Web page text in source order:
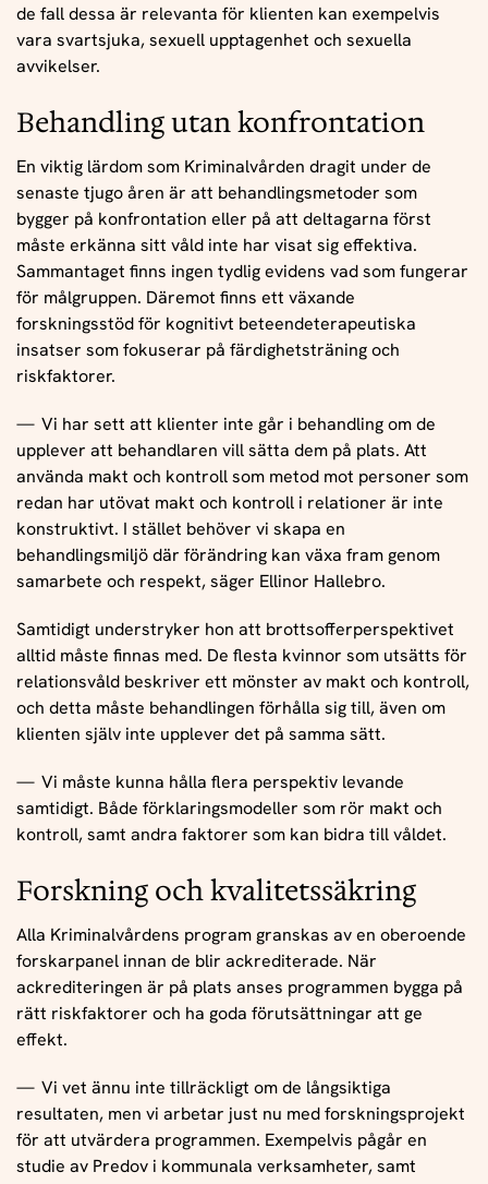
de fall dessa är relevanta för klienten kan exempelvis
vara svartsjuka, sexuell upptagenhet och sexuella
avvikelser.
Behandling utan konfrontation
En viktig lärdom som Kriminalvården dragit under de
senaste tjugo åren är att behandlingsmetoder som
bygger på konfrontation eller på att deltagarna först
måste erkänna sitt våld inte har visat sig effektiva.
Sammantaget finns ingen tydlig evidens vad som fungerar
för målgruppen. Däremot finns ett växande
forskningsstöd för kognitivt beteendeterapeutiska
insatser som fokuserar på färdighetsträning och
riskfaktorer.
Vi har sett att klienter inte går i behandling om de
upplever att behandlaren vill sätta dem på plats. Att
använda makt och kontroll som metod mot personer som
redan har utövat makt och kontroll i relationer är inte
konstruktivt. I stället behöver vi skapa en
behandlingsmiljö där förändring kan växa fram genom
samarbete och respekt, säger Ellinor Hallebro.
Samtidigt understryker hon att brottsofferperspektivet
alltid måste finnas med. De flesta kvinnor som utsätts för
relationsvåld beskriver ett mönster av makt och kontroll,
och detta måste behandlingen förhålla sig till, även om
klienten själv inte upplever det på samma sätt.
Vi måste kunna hålla flera perspektiv levande
samtidigt. Både förklaringsmodeller som rör makt och
kontroll, samt andra faktorer som kan bidra till våldet.
Forskning och kvalitetssäkring
Alla Kriminalvårdens program granskas av en oberoende
forskarpanel innan de blir ackrediterade. När
ackrediteringen är på plats anses programmen bygga på
rätt riskfaktorer och ha goda förutsättningar att ge
effekt.
Vi vet ännu inte tillräckligt om de långsiktiga
resultaten, men vi arbetar just nu med forskningsprojekt
för att utvärdera programmen. Exempelvis pågår en
studie av Predov i kommunala verksamheter, samt